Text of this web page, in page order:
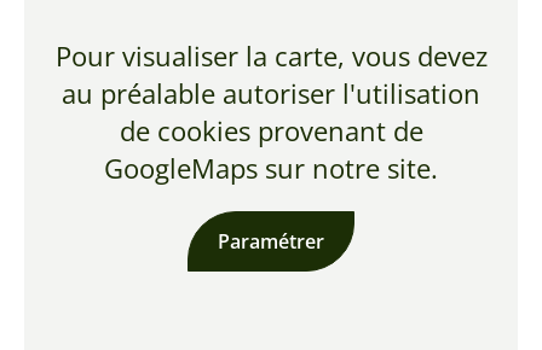
Pour visualiser la carte, vous devez
au préalable autoriser l'utilisation
de cookies provenant de
GoogleMaps sur notre site.
Paramétrer